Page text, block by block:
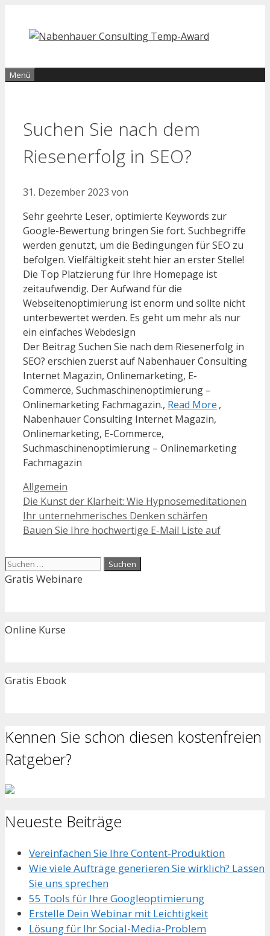
Inhalt
springen
Menü
Suchen Sie nach dem
Riesenerfolg in SEO?
31. Dezember 2023 von
Sehr geehrte Leser, optimierte Keywords zur
Google-Bewertung bringen Sie fort. Suchbegriffe
werden genutzt, um die Bedingungen für SEO zu
befolgen. Vielfältigkeit steht hier an erster Stelle!
Die Top Platzierung für Ihre Homepage ist
zeitaufwendig. Der Aufwand für die
Webseitenoptimierung ist enorm und sollte nicht
unterbewertet werden. Es geht um mehr als nur
ein einfaches Webdesign
Der Beitrag Suchen Sie nach dem Riesenerfolg in
SEO? erschien zuerst auf Nabenhauer Consulting
Internet Magazin, Onlinemarketing, E-
Commerce, Suchmaschinenoptimierung –
Onlinemarketing Fachmagazin., Read More ,
Nabenhauer Consulting Internet Magazin,
Onlinemarketing, E-Commerce,
Suchmaschinenoptimierung – Onlinemarketing
Fachmagazin
Kategorien
Allgemein
Die Kunst der Klarheit: Wie Hypnosemeditationen
Ihr unternehmerisches Denken schärfen
Bauen Sie Ihre hochwertige E-Mail Liste auf
Suchen
nach:
Gratis Webinare
Online Kurse
Gratis Ebook
Kennen Sie schon diesen kostenfreien
Ratgeber?
Neueste Beiträge
Vereinfachen Sie Ihre Content-Produktion
Wie viele Aufträge generieren Sie wirklich? Lassen
Sie uns sprechen
55 Tools für Ihre Googleoptimierung
Erstelle Dein Webinar mit Leichtigkeit
Lösung für Ihr Social-Media-Problem